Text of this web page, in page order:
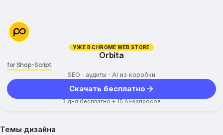
УЖЕ В CHROME WEB STORE
Orbita
for Shop-Script
SEO · аудиты · AI из коробки
Скачать бесплатно
3 дня бесплатно + 15 AI-запросов
Темы дизайна